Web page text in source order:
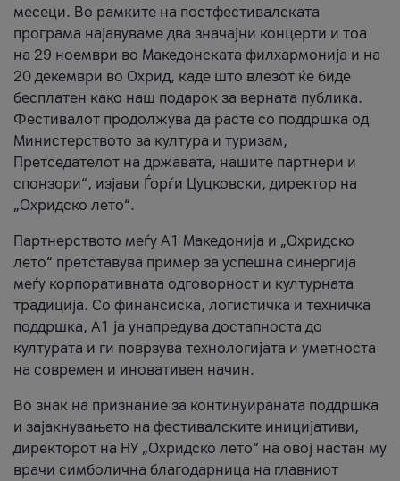
месеци. Во рамките на постфестивалската
програма најавуваме два значајни концерти и тоа
на 29 ноември во Македонската филхармонија и на
20 декември во Охрид, каде што влезот ќе биде
бесплатен како наш подарок за верната публика.
Фестивалот продолжува да расте со поддршка од
Министерството за култура и туризам,
Претседателот на државата, нашите партнери и
спонзори“, изјави Ѓорѓи Цуцковски, директор на
„Охридско лето“.
Партнерството меѓу A1 Македонија и „Охридско
лето“ претставува пример за успешна синергија
меѓу корпоративната одговорност и културната
традиција. Со финансиска, логистичка и техничка
поддршка, A1 ја унапредува достапноста до
културата и ги поврзува технологијата и уметноста
на современ и иновативен начин.
Во знак на признание за континуираната поддршка
и зајакнувањето на фестивалските иницијативи,
директорот на НУ „Охридско лето“ на овој настан му
врачи симболична благодарница на главниот